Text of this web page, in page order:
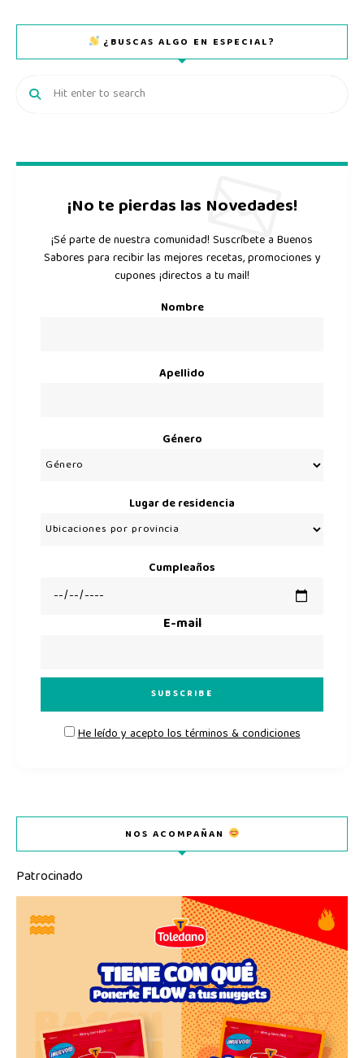
¿BUSCAS ALGO EN ESPECIAL?
¡No te pierdas las Novedades!
¡Sé parte de nuestra comunidad! Suscríbete a Buenos
Sabores para recibir las mejores recetas, promociones y
cupones ¡directos a tu mail!
Nombre
Apellido
Género
Lugar de residencia
Cumpleaños
E-mail
He leído y acepto los términos & condiciones
NOS ACOMPAÑAN
Patrocinado